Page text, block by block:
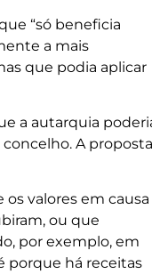
“só beneficia
a mais
que podia aplicar
a autarquia
concelho. A proposta
valores em causa
ou que
por exemplo, em
porque há receitas